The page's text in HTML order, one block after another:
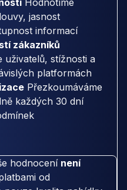
jasnost
informací
zákazníků
uživatelů, stížnosti a
platformách
Přezkoumáváme
každých 30 dní
hodnocení není
od